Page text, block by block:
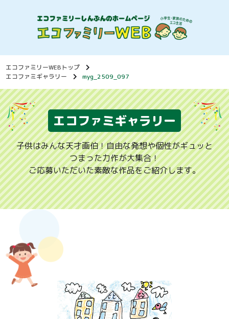
エコファミリーWEBトップ
エコファミギャラリー
myg_2509_097
エコファミギャラリー
子供はみんな天才画伯！自由な発想や個性がギュッと
つまった力作が大集合！
ご応募いただいた素敵な作品をご紹介します。